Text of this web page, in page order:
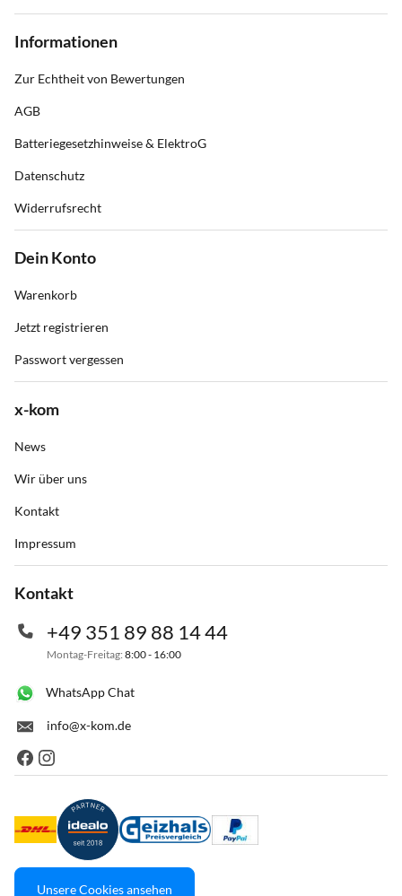
Informationen
Zur Echtheit von Bewertungen
AGB
Batteriegesetzhinweise & ElektroG
Datenschutz
Widerrufsrecht
Dein Konto
Warenkorb
Jetzt registrieren
Passwort vergessen
x-kom
News
Wir über uns
Kontakt
Impressum
Kontakt
+49 351 89 88 14 44
Montag-Freitag: 8:00 - 16:00
WhatsApp Chat
info@x-kom.de
Unsere Cookies ansehen